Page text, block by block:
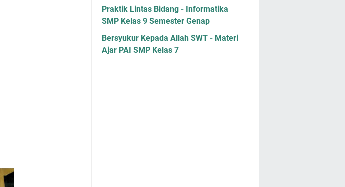
Praktik Lintas Bidang - Informatika
SMP Kelas 9 Semester Genap
Bersyukur Kepada Allah SWT - Materi
Ajar PAI SMP Kelas 7